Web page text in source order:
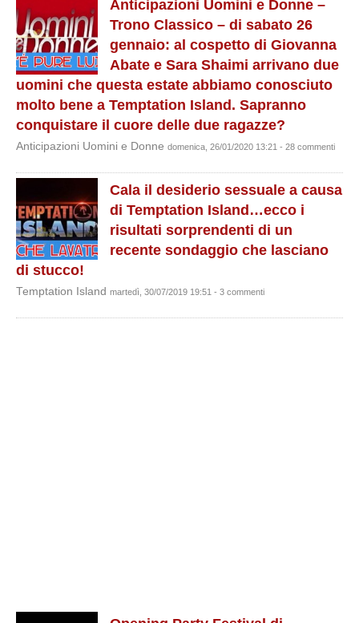
Anticipazioni Uomini e Donne –
Trono Classico – di sabato 26
gennaio: al cospetto di Giovanna
Abate e Sara Shaimi arrivano due
uomini che questa estate abbiamo conosciuto
molto bene a Temptation Island. Sapranno
conquistare il cuore delle due ragazze?
Anticipazioni Uomini e Donne domenica, 26/01/2020 13:21 - 28 commenti
Cala il desiderio sessuale a causa
di Temptation Island…ecco i
risultati sorprendenti di un
recente sondaggio che lasciano
di stucco!
Temptation Island martedì, 30/07/2019 19:51 - 3 commenti